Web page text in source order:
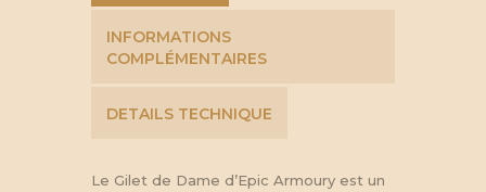
INFORMATIONS
COMPLÉMENTAIRES
DETAILS TECHNIQUE
Le Gilet de Dame d’Epic Armoury est un